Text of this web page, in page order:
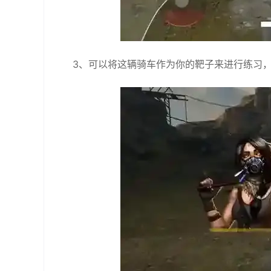
3、可以将这辆骑车作为你的靶子来进行练习